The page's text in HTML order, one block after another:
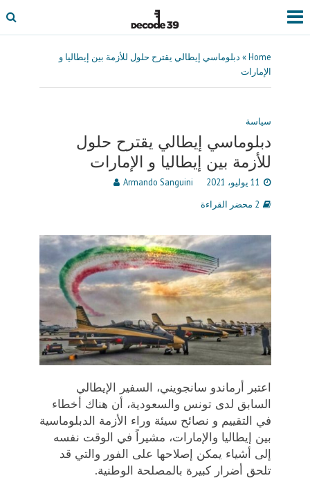
Home
» دبلوماسي إيطالي يقترح حلول للأزمة بين إيطاليا و
الإمارات
سياسة
دبلوماسي إيطالي يقترح حلول
للأزمة بين إيطاليا و الإمارات
11 يوليو، 2021
Armando Sanguini
2 محضر القراءة
اعتبر أرماندو سانجويني، السفير الإيطالي
السابق لدى تونس ‏والسعودية، أن هناك أخطاء
في التقييم و نصائح سيئة وراء الأزمة الدبلوماسية
بين إيطاليا والإمارات، مشيراً في الوقت نفسه
إلى أشياء يمكن إصلاحها على الفور والتي قد
تلحق أضرار كبيرة بالمصلحة الوطنية.